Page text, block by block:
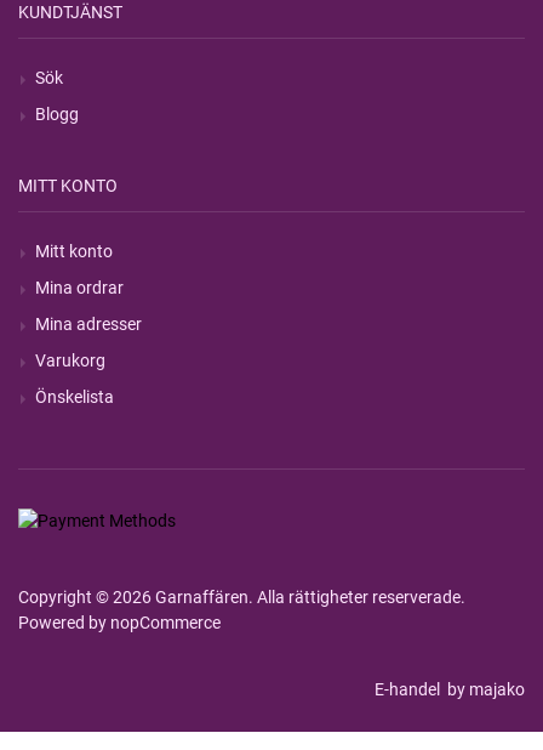
KUNDTJÄNST
Sök
Blogg
MITT KONTO
Mitt konto
Mina ordrar
Mina adresser
Varukorg
Önskelista
Copyright © 2026 Garnaffären. Alla rättigheter reserverade.
Powered by nopCommerce
E-handel by majako